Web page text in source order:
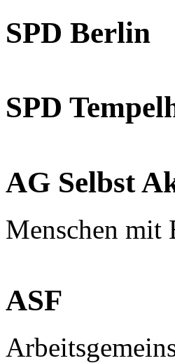
SPD Berlin
SPD
AG Selbst
Menschen mit
ASF